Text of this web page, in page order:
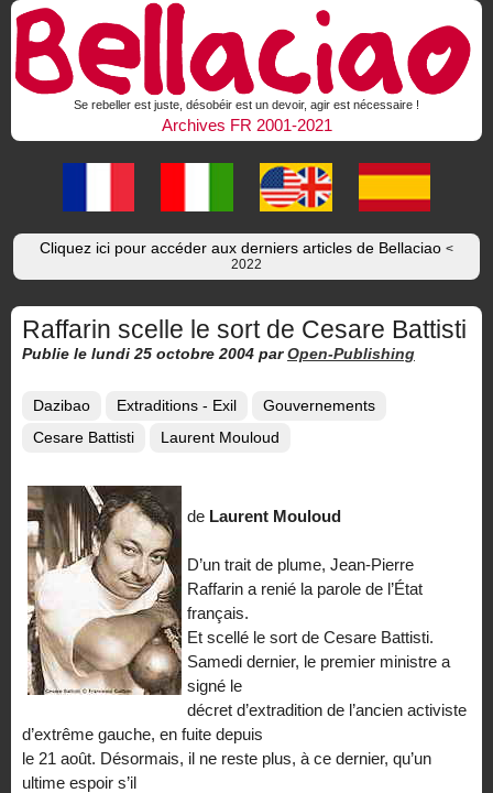
Se rebeller est juste, désobéir est un devoir, agir est nécessaire !
Archives FR 2001-2021
Cliquez ici pour accéder aux derniers articles de Bellaciao <
2022
Raffarin scelle le sort de Cesare Battisti
Publie le lundi 25 octobre 2004 par Open-Publishing
Dazibao Extraditions - Exil
Gouvernements
Cesare Battisti
Laurent Mouloud
de Laurent Mouloud
D’un trait de plume, Jean-Pierre
Raffarin a renié la parole de l’État
français.
Et scellé le sort de Cesare Battisti.
Samedi dernier, le premier ministre a
signé le
décret d’extradition de l’ancien activiste
d’extrême gauche, en fuite depuis
le 21 août. Désormais, il ne reste plus, à ce dernier, qu’un
ultime espoir s’il